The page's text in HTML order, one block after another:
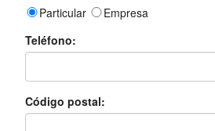
Particular
Empresa
Teléfono:
Código postal: